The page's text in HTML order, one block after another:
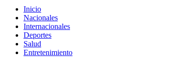
Inicio
Nacionales
Internacionales
Deportes
Salud
Entretenimiento